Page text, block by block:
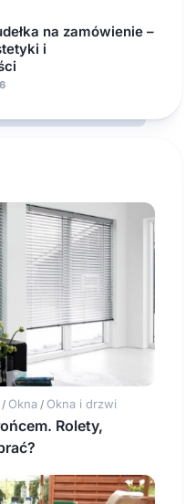
na zamówienie –
i
/ Okna / Okna i drzwi
Rolety,